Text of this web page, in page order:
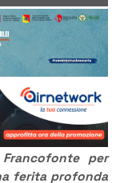
per
ferita profonda